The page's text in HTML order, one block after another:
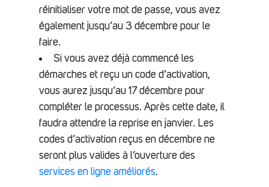
réinitialiser votre mot de passe, vous avez
également jusqu’au 3 décembre pour le
faire.
Si vous avez déjà commencé les
démarches et reçu un code d’activation,
vous aurez jusqu’au 17 décembre pour
compléter le processus. Après cette date, il
faudra attendre la reprise en janvier. Les
codes d’activation reçus en décembre ne
seront plus valides à l’ouverture des
services en ligne améliorés.